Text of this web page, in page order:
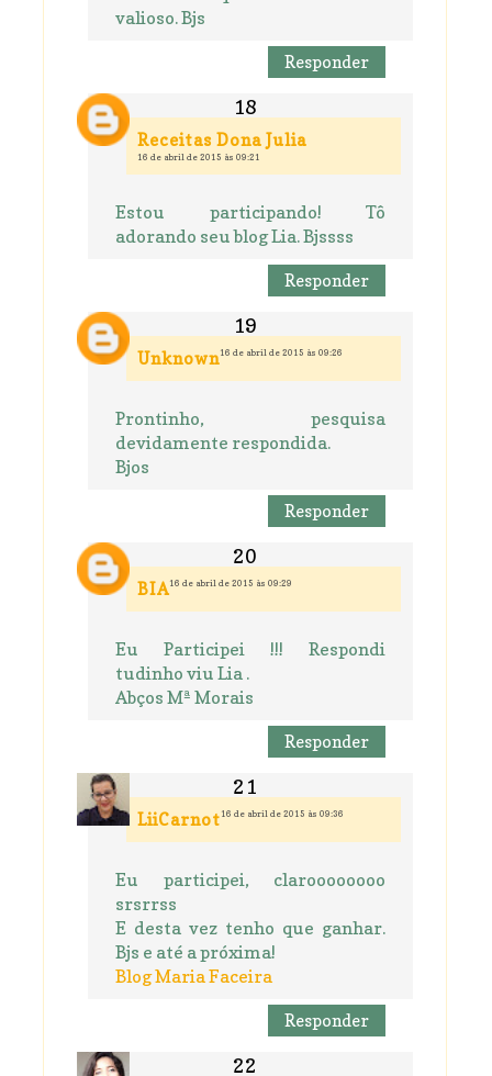
valioso. Bjs
Responder
Receitas Dona Julia
16 de abril de 2015 às 09:21
Estou participando! Tô
adorando seu blog Lia. Bjssss
Responder
Unknown16 de abril de 2015 às 09:26
Prontinho, pesquisa
devidamente respondida.
Bjos
Responder
BIA16 de abril de 2015 às 09:29
Eu Participei !!! Respondi
tudinho viu Lia .
Abços Mª Morais
Responder
LiiCarnot 16 de abril de 2015 às 09:36
Eu participei, claroooooooo
srsrrss
E desta vez tenho que ganhar.
Bjs e até a próxima!
Blog Maria Faceira
Responder